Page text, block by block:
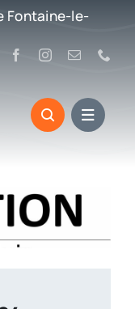
Fontaine-le-